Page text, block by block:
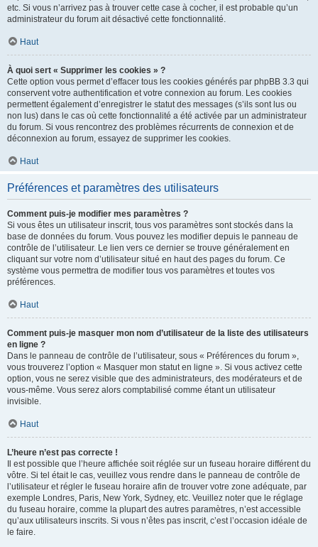
etc. Si vous n’arrivez pas à trouver cette case à cocher, il est probable qu’un
administrateur du forum ait désactivé cette fonctionnalité.
Haut
À quoi sert « Supprimer les cookies » ?
Cette option vous permet d’effacer tous les cookies générés par phpBB 3.3 qui
conservent votre authentification et votre connexion au forum. Les cookies
permettent également d’enregistrer le statut des messages (s’ils sont lus ou
non lus) dans le cas où cette fonctionnalité a été activée par un administrateur
du forum. Si vous rencontrez des problèmes récurrents de connexion et de
déconnexion au forum, essayez de supprimer les cookies.
Haut
Préférences et paramètres des utilisateurs
Comment puis-je modifier mes paramètres ?
Si vous êtes un utilisateur inscrit, tous vos paramètres sont stockés dans la
base de données du forum. Vous pouvez les modifier depuis le panneau de
contrôle de l’utilisateur. Le lien vers ce dernier se trouve généralement en
cliquant sur votre nom d’utilisateur situé en haut des pages du forum. Ce
système vous permettra de modifier tous vos paramètres et toutes vos
préférences.
Haut
Comment puis-je masquer mon nom d’utilisateur de la liste des utilisateurs
en ligne ?
Dans le panneau de contrôle de l’utilisateur, sous « Préférences du forum »,
vous trouverez l’option « Masquer mon statut en ligne ». Si vous activez cette
option, vous ne serez visible que des administrateurs, des modérateurs et de
vous-même. Vous serez alors comptabilisé comme étant un utilisateur
invisible.
Haut
L’heure n’est pas correcte !
Il est possible que l’heure affichée soit réglée sur un fuseau horaire différent du
vôtre. Si tel était le cas, veuillez vous rendre dans le panneau de contrôle de
l’utilisateur et régler le fuseau horaire afin de trouver votre zone adéquate, par
exemple Londres, Paris, New York, Sydney, etc. Veuillez noter que le réglage
du fuseau horaire, comme la plupart des autres paramètres, n’est accessible
qu’aux utilisateurs inscrits. Si vous n’êtes pas inscrit, c’est l’occasion idéale de
le faire.